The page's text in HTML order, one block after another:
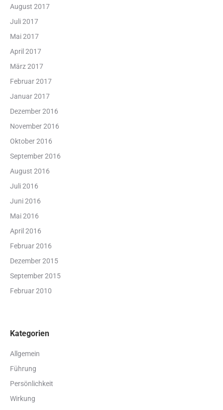
August 2017
Juli 2017
Mai 2017
April 2017
März 2017
Februar 2017
Januar 2017
Dezember 2016
November 2016
Oktober 2016
September 2016
August 2016
Juli 2016
Juni 2016
Mai 2016
April 2016
Februar 2016
Dezember 2015
September 2015
Februar 2010
Kategorien
Allgemein
Führung
Persönlichkeit
Wirkung